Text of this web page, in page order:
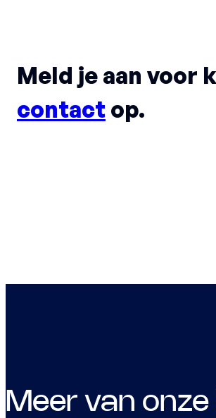
Meld je aan voor
contact op.
Meer van onze